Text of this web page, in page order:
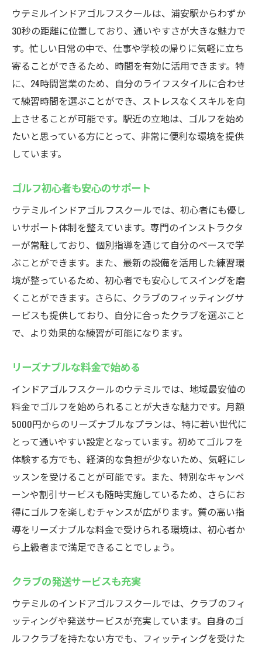
同年代と楽しくゴルフ練習
気軽に交流できる環境
初心者に優しい設備が魅力
若者向けのリーズナブルな料金
多様なクラスで自分に合った練習
24時間営業のゴルフスクールで手軽に練習
24時間いつでも利用可能
自分のスケジュールに合わせて
短時間でも効果的な練習が可能
忙しい日常に合わせる利便性
予約不要で気軽に通える
無理なく続けられる浦安のインドアゴルフスク
ールウテミル
継続しやすい通いやすさ
安心して通えるサポート体制
コーチとのコミュニケーションが簡単
安定したスキルアップが可能
フィッティングで最適なクラブ選び
駅から30秒！通いやすいインドアゴルフスクー
ルウテミル
浦安駅すぐの好立地
駅近で時間を無駄にしない
アクセス良好で通いやすい
便利な立地で続けやすい
雨の日でも安心のインドア施設
手軽に立ち寄れる環境
最新のシミュレーター導入
スイング解析で効率的に上達
弾道測定器でデータ分析
プロの指導でスキルアップ
ウテミルインドアゴルフスクールは、浦安駅からわずか
30秒の距離に位置しており、通いやすさが大きな魅力で
す。忙しい日常の中で、仕事や学校の帰りに気軽に立ち
寄ることができるため、時間を有効に活用できます。特
に、24時間営業のため、自分のライフスタイルに合わせ
て練習時間を選ぶことができ、ストレスなくスキルを向
上させることが可能です。駅近の立地は、ゴルフを始め
たいと思っている方にとって、非常に便利な環境を提供
しています。
ゴルフ初心者も安心のサポート
ウテミルインドアゴルフスクールでは、初心者にも優し
いサポート体制を整えています。専門のインストラクタ
ーが常駐しており、個別指導を通じて自分のペースで学
ぶことができます。また、最新の設備を活用した練習環
境が整っているため、初心者でも安心してスイングを磨
くことができます。さらに、クラブのフィッティングサ
ービスも提供しており、自分に合ったクラブを選ぶこと
で、より効果的な練習が可能になります。
リーズナブルな料金で始める
インドアゴルフスクールのウテミルでは、地域最安値の
料金でゴルフを始められることが大きな魅力です。月額
5000円からのリーズナブルなプランは、特に若い世代に
とって通いやすい設定となっています。初めてゴルフを
体験する方でも、経済的な負担が少ないため、気軽にレ
ッスンを受けることが可能です。また、特別なキャンペ
ーンや割引サービスも随時実施しているため、さらにお
得にゴルフを楽しむチャンスが広がります。質の高い指
導をリーズナブルな料金で受けられる環境は、初心者か
ら上級者まで満足できることでしょう。
クラブの発送サービスも充実
ウテミルのインドアゴルフスクールでは、クラブのフィ
ッティングや発送サービスが充実しています。自身のゴ
ルフクラブを持たない方でも、フィッティングを受けた